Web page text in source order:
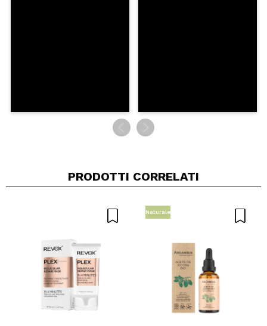
PRODOTTI CORRELATI
Naturale